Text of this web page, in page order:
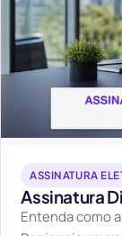
ASSINATURA
Assinatura
Entenda como